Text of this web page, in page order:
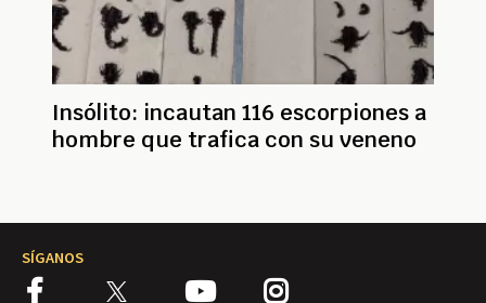
Insólito: incautan 116 escorpiones a
hombre que trafica con su veneno
SÍGANOS